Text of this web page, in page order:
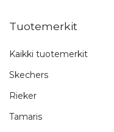
Tuotemerkit
Kaikki tuotemerkit
Skechers
Rieker
Tamaris